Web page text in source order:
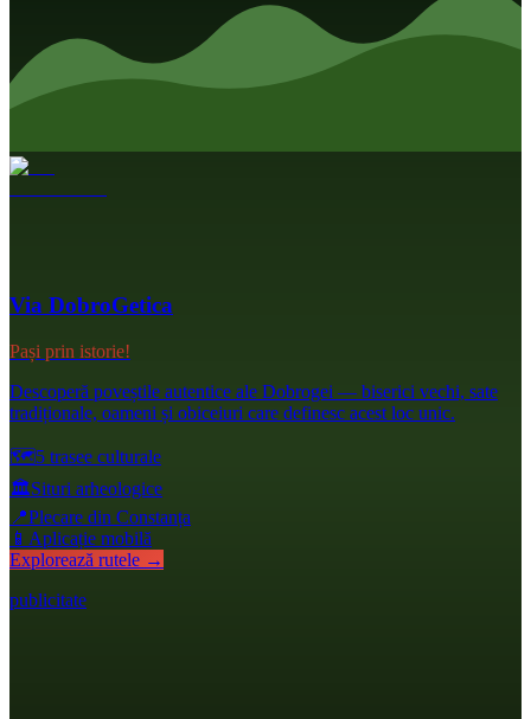
Via DobroGetica
Pași prin istorie!
Descoperă poveștile autentice ale Dobrogei — biserici vechi, sate
tradiționale, oameni și obiceiuri care definesc acest loc unic.
🗺️5 trasee culturale
🏛️Situri arheologice
📍Plecare din Constanța
📱 Aplicație mobilă
Explorează rutele →
publicitate